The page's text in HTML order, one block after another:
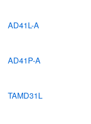
AD41L-A
AD41P-A
TAMD31L